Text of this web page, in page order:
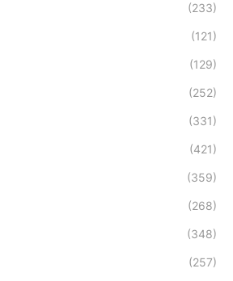
(233)
(121)
(129)
(252)
(331)
(421)
(359)
(268)
(348)
(257)